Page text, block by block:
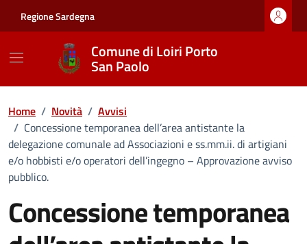
Regione Sardegna
Comune di Loiri Porto
San Paolo
Home / Novità / Avvisi
/ Concessione temporanea dell’area antistante la
delegazione comunale ad Associazioni e ss.mm.ii. di artigiani
e/o hobbisti e/o operatori dell’ingegno – Approvazione avviso
pubblico.
Concessione temporanea